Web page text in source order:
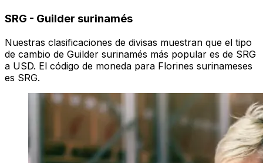
SRG - Guilder surinamés
Nuestras clasificaciones de divisas muestran que el tipo
de cambio de Guilder surinamés más popular es de SRG
a USD. El código de moneda para Florines surinameses
es SRG.